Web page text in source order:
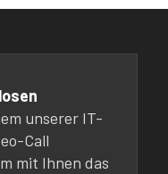
unserer IT-
Call
mit Ihnen das